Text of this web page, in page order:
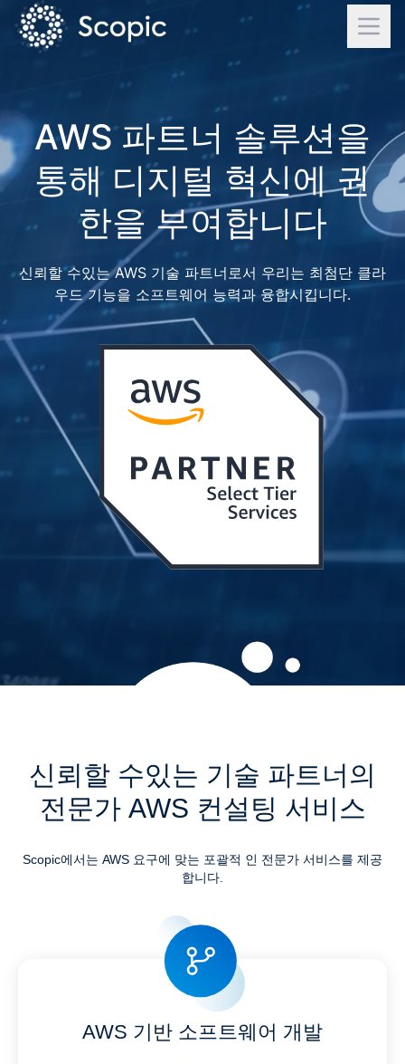
AWS 파트너 솔루션을
통해 디지털 혁신에 권
한을 부여합니다
신뢰할 수있는 AWS 기술 파트너로서 우리는 최첨단 클라
우드 기능을 소프트웨어 능력과 융합시킵니다.
신뢰할 수있는 기술 파트너의
전문가 AWS 컨설팅 서비스
Scopic에서는 AWS 요구에 맞는 포괄적 인 전문가 서비스를 제공
합니다.
AWS 기반 소프트웨어 개발